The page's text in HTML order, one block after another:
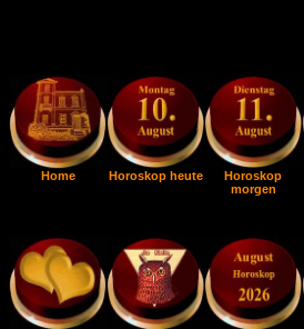
Home Horoskop heute
Horoskop
morgen